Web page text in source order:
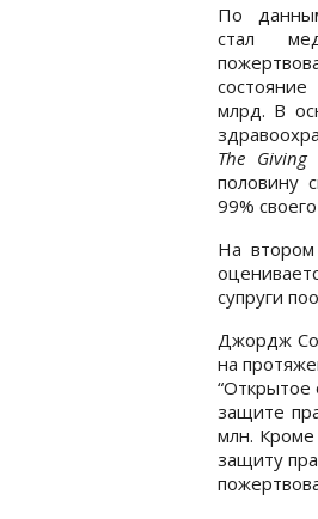
По
стал
млрд. В
The Giving
половину
99%
На
супруги
Джордж
на
“Открытое
защите
млн.
защиту